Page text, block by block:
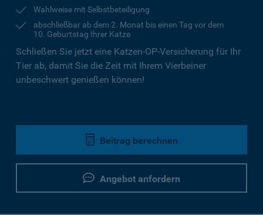
Wahlweise mit Selbstbeteiligung
abschließbar ab dem 2. Monat bis einen Tag vor dem
10. Geburtstag Ihrer Katze
Schließen Sie jetzt eine Katzen-OP-Versicherung für Ihr
Tier ab, damit Sie die Zeit mit Ihrem Vierbeiner
unbeschwert genießen können!
Beitrag berechnen
Angebot anfordern